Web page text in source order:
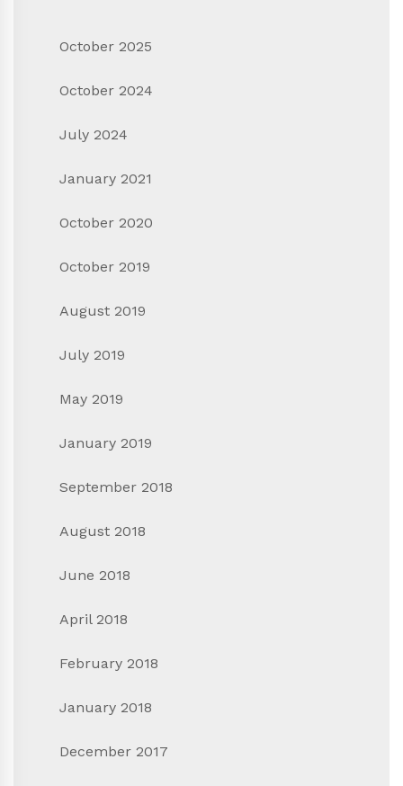
October 2025
October 2024
July 2024
January 2021
October 2020
October 2019
August 2019
July 2019
May 2019
January 2019
September 2018
August 2018
June 2018
April 2018
February 2018
January 2018
December 2017